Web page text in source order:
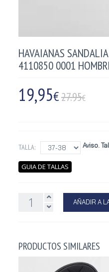
HAVAIANAS
4110850 0001
19,95€27.95€
TALLA: Aviso.
GUIA DE TALLAS
AÑADIR A
PRODUCTOS SIMILARES